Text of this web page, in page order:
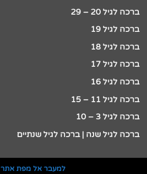
ברכה לגיל 20 – 29
ברכה לגיל 19
ברכה לגיל 18
ברכה לגיל 17
ברכה לגיל 16
ברכה לגיל 11 – 15
ברכה לגיל 3 – 10
ברכה לגיל שנה | ברכה לגיל שנתיים
למעבר אל מפת אתר